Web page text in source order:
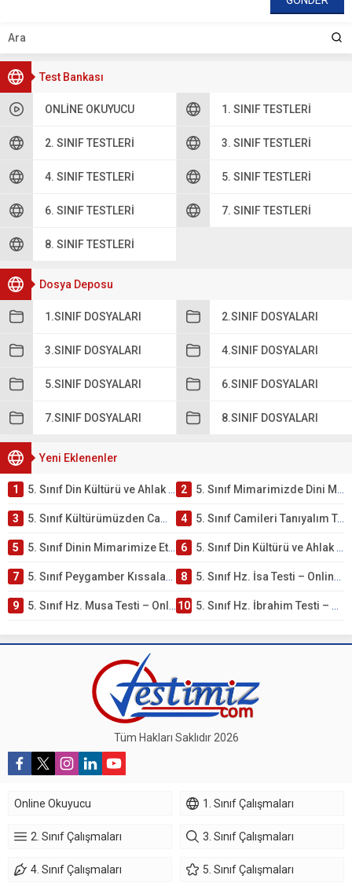
Test Bankası
ONLINE OKUYUCU 1. SINIF TESTLERI
2. SINIF TESTLERI 3. SINIF TESTLERI
4. SINIF TESTLERI 5. SINIF TESTLERI
6. SINIF TESTLERI 7. SINIF TESTLERI
8. SINIF TESTLERI
Dosya Deposu
1.SINIF DOSYALARI 2.SINIF DOSYALARI
3.SINIF DOSYALARI 4.SINIF DOSYALARI
5.SINIF DOSYALARI 6.SINIF DOSYALARI
7.SINIF DOSYALARI 8.SINIF DOSYALARI
Yeni Eklenenler
1 5. Sınıf Din Kültürü ve Ahlak Bilgisi 4. Ünite: Mimarimizde Dini Motifler Çalışmaları 2 5. Sınıf Mimarimizde Dini Motifler Ünite Testi – Online Çöz
3 5. Sınıf Kültürümüzden Cami Örnekleri Testi – Online Çöz 4 5. Sınıf Camileri Tanıyalım Testi – Online Çöz
5 5. Sınıf Dinin Mimarimize Etkisi Testi – Online Çöz 6 5. Sınıf Din Kültürü ve Ahlak Bilgisi 4. Ünite: Peygamber Kıssaları Çalışmaları
7 5. Sınıf Peygamber Kıssaları Ünite Testi – Online Çöz 8 5. Sınıf Hz. İsa Testi – Online Çöz
9 5. Sınıf Hz. Musa Testi – Online Çöz 10 5. Sınıf Hz. İbrahim Testi – Online Çöz
Tüm Hakları Saklıdır 2026
Online Okuyucu 1. Sınıf Çalışmaları
2. Sınıf Çalışmaları 3. Sınıf Çalışmaları
4. Sınıf Çalışmaları 5. Sınıf Çalışmaları